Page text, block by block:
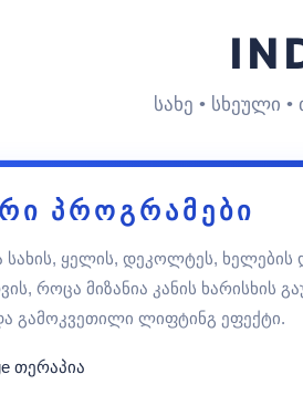
სახე • სხეული
პროგრამები
სახის, ყელის, დეკოლტეს, ხელების
როცა მიზანია კანის ხარისხის
გამოკვეთილი ლიფტინგ ეფექტი.
თერაპია